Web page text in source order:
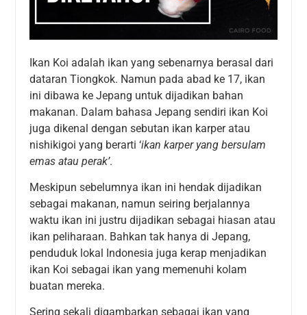
Ikan Koi adalah ikan yang sebenarnya berasal dari
dataran Tiongkok. Namun pada abad ke 17, ikan
ini dibawa ke Jepang untuk dijadikan bahan
makanan. Dalam bahasa Jepang sendiri ikan Koi
juga dikenal dengan sebutan ikan karper atau
nishikigoi yang berarti ‘ikan karper yang bersulam
emas atau perak’.
Meskipun sebelumnya ikan ini hendak dijadikan
sebagai makanan, namun seiring berjalannya
waktu ikan ini justru dijadikan sebagai hiasan atau
ikan peliharaan. Bahkan tak hanya di Jepang,
penduduk lokal Indonesia juga kerap menjadikan
ikan Koi sebagai ikan yang memenuhi kolam
buatan mereka.
Sering sekali digambarkan sebagai ikan yang